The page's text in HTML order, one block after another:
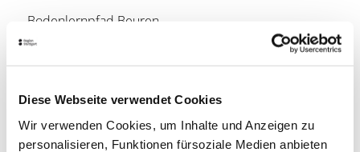
Diese Webseite verwendet Cookies
Wir verwenden Cookies, um Inhalte und Anzeigen zu
personalisieren, Funktionen fürsoziale Medien anbieten
Bodenlernpfad Beuren
Linsenhofer Str. 44
72660 Beuren
Mail:wasserwirtschaft@landkreis-esslingen.de
Website:www.beuren.de